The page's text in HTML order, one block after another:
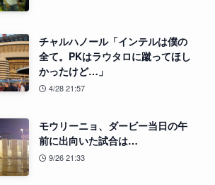
チャルハノール「インテルは僕の
全て。PKはラウタロに蹴ってほし
かったけど…」
4/28 21:57
モウリーニョ、ダービー当日の午
前に出向いた試合は…
9/26 21:33